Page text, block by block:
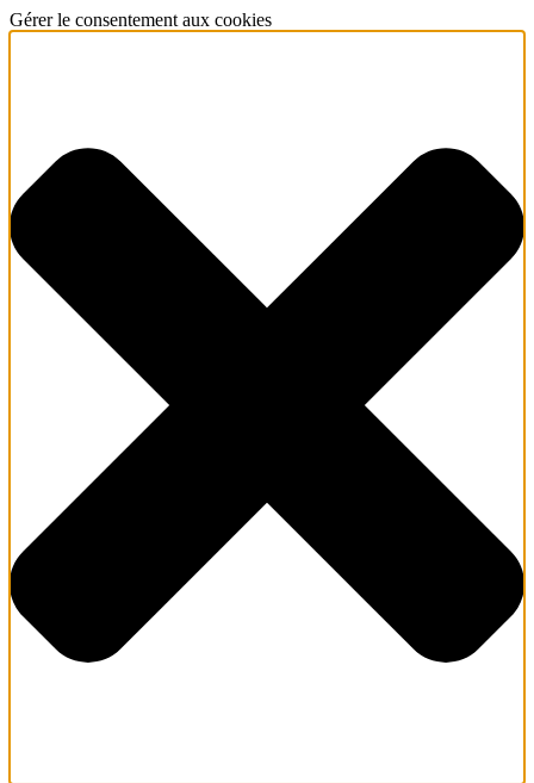
Gérer le consentement aux cookies